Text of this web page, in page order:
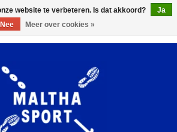
website te verbeteren. Is dat akkoord?
Ja
Nee
Meer over cookies »